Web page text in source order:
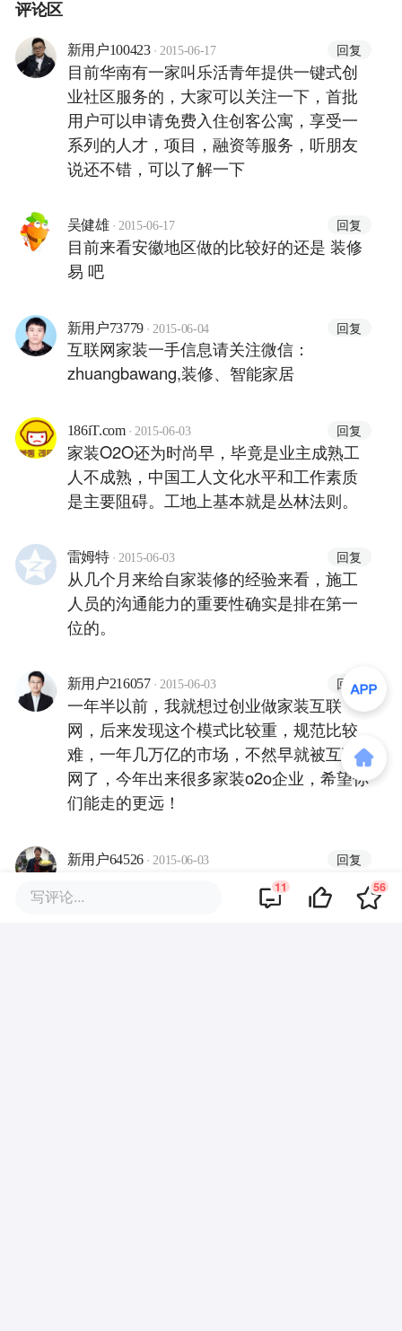
评论区
新用户100423 · 2015-06-17 回复
目前华南有一家叫乐活青年提供一键式创
业社区服务的，大家可以关注一下，首批
用户可以申请免费入住创客公寓，享受一
系列的人才，项目，融资等服务，听朋友
说还不错，可以了解一下
吴健雄 · 2015-06-17 回复
目前来看安徽地区做的比较好的还是 装修
易 吧
新用户73779 · 2015-06-04 回复
互联网家装一手信息请关注微信：
zhuangbawang,装修、智能家居
186iT.com · 2015-06-03 回复
家装O2O还为时尚早，毕竟是业主成熟工
人不成熟，中国工人文化水平和工作素质
是主要阻碍。工地上基本就是丛林法则。
雷姆特 · 2015-06-03 回复
从几个月来给自家装修的经验来看，施工
人员的沟通能力的重要性确实是排在第一
位的。
新用户216057 · 2015-06-03 回复
一年半以前，我就想过创业做家装互联
网，后来发现这个模式比较重，规范比较
难，一年几万亿的市场，不然早就被互联
网了，今年出来很多家装o2o企业，希望你
们能走的更远！
新用户64526 · 2015-06-03 回复
切入点不错，农民工这个领域是红海，非
常期待今后的发展。
写评论... 11 56